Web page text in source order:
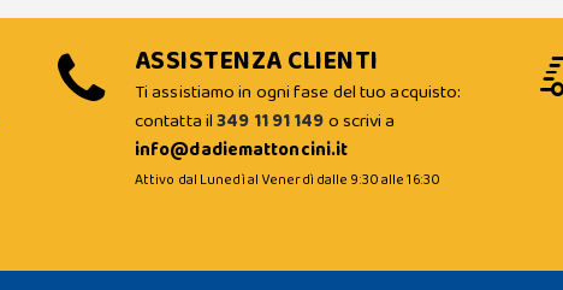
ASSISTENZA CLIENTI
Ti assistiamo in ogni fase del tuo acquisto:
contatta il349 11 91 149o scrivi a
info@dadiemattoncini.it
Attivo dal Lunedì al Venerdì dalle 9:30 alle 16:30